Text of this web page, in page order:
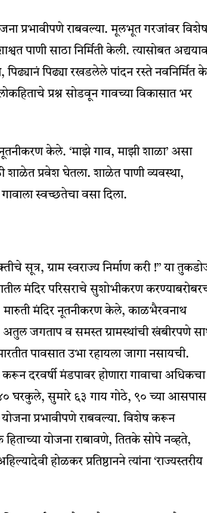
प्रभावीपणे राबवल्या. मूलभूत गरजांवर विशेष
पाणी साठा निर्मिती केली. त्यासोबत
पिढ्यानं पिढ्या रखडलेले पांदन रस्ते नवनिर्मित
प्रश्न सोडवून गावच्या विकासात भर
केले. ‘माझे गाव, माझी शाळा’ असा
शाळेत प्रवेश घेतला. शाळेत पाणी व्यवस्था,
स्वच्छतेचा वसा दिला.
सूत्र, ग्राम स्वराज्य निर्माण करी !” या
मंदिर परिसराचे सुशोभीकरण
मारुती मंदिर नूतनीकरण केले, काळभैरवनाथ
अतुल जगताप व समस्त ग्रामस्थांची खंबीरपणे
पावसात उभा रहायला जागा नसायची.
दरवर्षी मंडपावर होणारा गावाचा अधिकचा
घरकुले, सुमारे ६३ गाय गोठे, ९० च्या आसपास
योजना प्रभावीपणे राबवल्या. विशेष करून
हिताच्या योजना राबावणे, तितके सोपे नव्हते,
होळकर प्रतिष्ठानने त्यांना ‘राज्यस्तरीय